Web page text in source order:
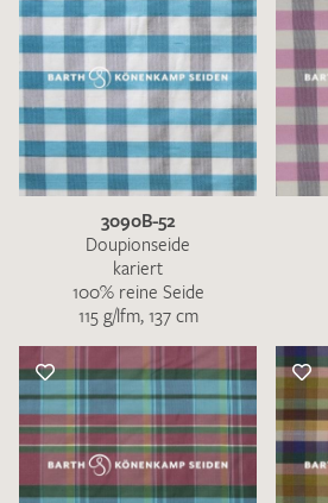
3090B-52
Doupionseide
kariert
100% reine Seide
115 g/lfm, 137 cm